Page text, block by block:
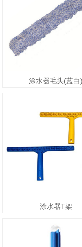
涂水器毛头(蓝白)
涂水器T架